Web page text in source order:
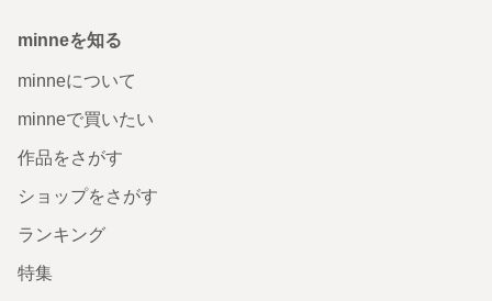
minneを知る
minneについて
minneで買いたい
作品をさがす
ショップをさがす
ランキング
特集